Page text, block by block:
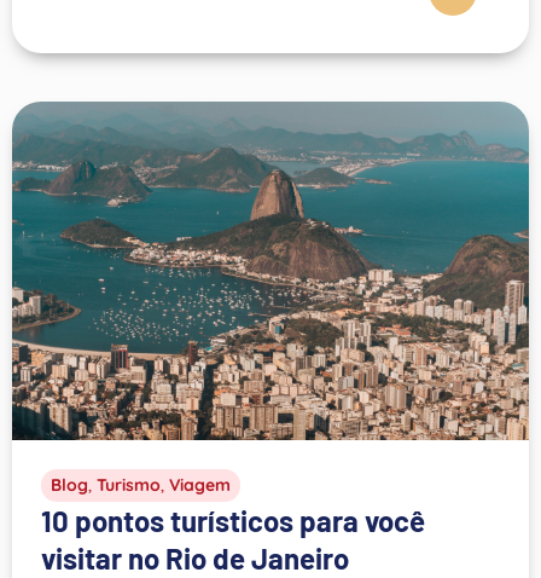
Blog, Turismo, Viagem
10 pontos turísticos para você
visitar no Rio de Janeiro